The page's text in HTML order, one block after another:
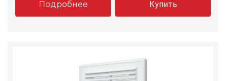
Подробнее Купить